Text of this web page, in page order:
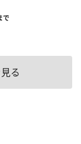
で
る